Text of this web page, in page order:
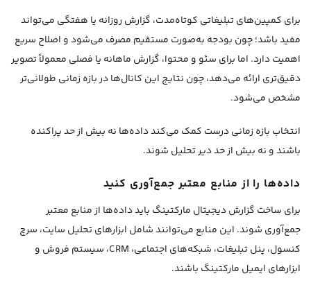
برای کمپین‌های تبلیغاتی کوتاه‌مدت، گزارش روزانه یا هفتگی می‌تواند
مفید باشد؛ چون بودجه به‌صورت مستقیم مصرف می‌شود و اصلاح سریع
اهمیت دارد. اما برای سئو و محتوا، گزارش ماهانه یا فصلی معمولاً تصویر
دقیق‌تری ارائه می‌دهد، چون نتایج این کانال‌ها در بازه زمانی طولانی‌تر
مشخص می‌شود.
انتخاب بازه زمانی درست کمک می‌کند داده‌ها نه بیش از حد پراکنده
باشند و نه بیش از حد دیر تحلیل شوند.
داده‌ها را از منابع معتبر جمع‌آوری کنید
برای ساخت گزارش دیجیتال مارکتینگ باید داده‌ها از منابع معتبر
جمع‌آوری شوند. این منابع می‌توانند شامل ابزارهای تحلیل سایت، سرچ
کنسول، پنل تبلیغات، شبکه‌های اجتماعی، CRM، سیستم فروش و
ابزارهای ایمیل مارکتینگ باشند.